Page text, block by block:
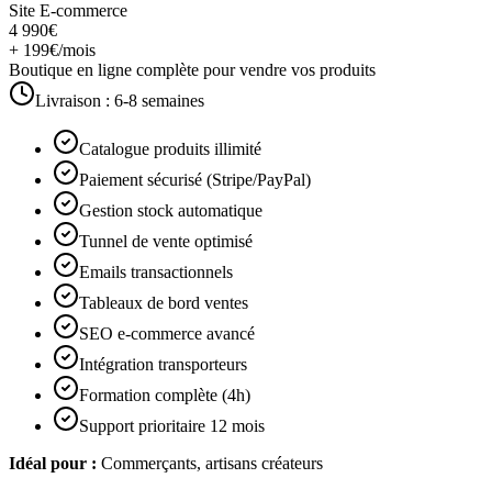
Site E-commerce
4 990€
+ 199€/mois
Boutique en ligne complète pour vendre vos produits
Livraison : 6-8 semaines
Catalogue produits illimité
Paiement sécurisé (Stripe/PayPal)
Gestion stock automatique
Tunnel de vente optimisé
Emails transactionnels
Tableaux de bord ventes
SEO e-commerce avancé
Intégration transporteurs
Formation complète (4h)
Support prioritaire 12 mois
Idéal pour : Commerçants, artisans créateurs